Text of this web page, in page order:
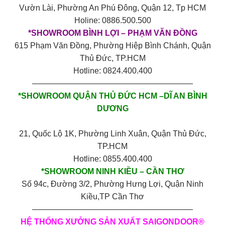
Vườn Lài, Phường An Phú Đông, Quận 12, Tp HCM
Holine: 0886.500.500
*SHOWROOM BÌNH LỢI – PHẠM VĂN ĐỒNG
615 Phạm Văn Đồng, Phường Hiệp Bình Chánh, Quận
Thủ Đức, TP.HCM
Hotline: 0824.400.400
————————————————————
*SHOWROOM QUẬN THỦ ĐỨC HCM –DĨ AN BÌNH
DƯƠNG
21, Quốc Lộ 1K, Phường Linh Xuân, Quận Thủ Đức,
TP.HCM
Hotline: 0855.400.400
*SHOWROOM NINH KIỀU – CẦN THƠ
Số 94c, Đường 3/2, Phường Hưng Lợi, Quận Ninh
Kiều,TP Cần Thơ
————————————————————
HỆ THỐNG XƯỞNG SẢN XUẤT SAIGONDOOR®